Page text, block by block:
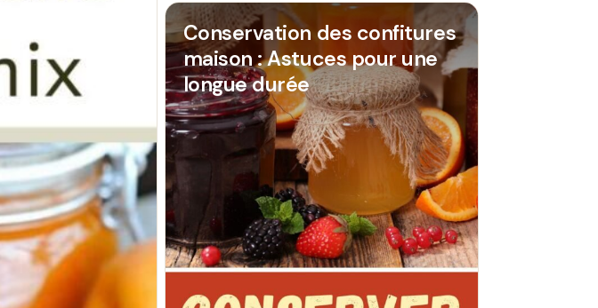
Conservation des confitures
maison : Astuces pour une
longue durée